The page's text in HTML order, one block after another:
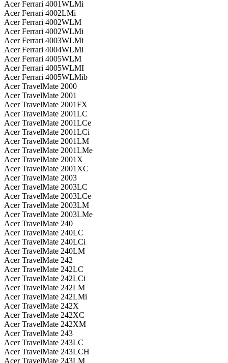
Acer Ferrari 4001WLMi
Acer Ferrari 4002LMi
Acer Ferrari 4002WLM
Acer Ferrari 4002WLMi
Acer Ferrari 4003WLMi
Acer Ferrari 4004WLMi
Acer Ferrari 4005WLM
Acer Ferrari 4005WLMI
Acer Ferrari 4005WLMib
Acer TravelMate 2000
Acer TravelMate 2001
Acer TravelMate 2001FX
Acer TravelMate 2001LC
Acer TravelMate 2001LCe
Acer TravelMate 2001LCi
Acer TravelMate 2001LM
Acer TravelMate 2001LMe
Acer TravelMate 2001X
Acer TravelMate 2001XC
Acer TravelMate 2003
Acer TravelMate 2003LC
Acer TravelMate 2003LCe
Acer TravelMate 2003LM
Acer TravelMate 2003LMe
Acer TravelMate 240
Acer TravelMate 240LC
Acer TravelMate 240LCi
Acer TravelMate 240LM
Acer TravelMate 242
Acer TravelMate 242LC
Acer TravelMate 242LCi
Acer TravelMate 242LM
Acer TravelMate 242LMi
Acer TravelMate 242X
Acer TravelMate 242XC
Acer TravelMate 242XM
Acer TravelMate 243
Acer TravelMate 243LC
Acer TravelMate 243LCH
Acer TravelMate 243LM